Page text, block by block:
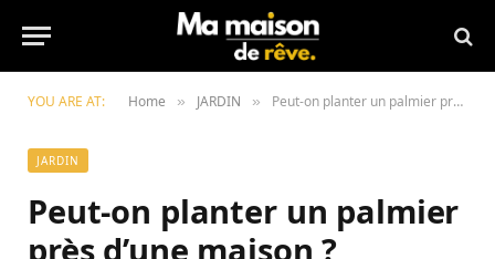
YOU ARE AT: Home » JARDIN » Peut-on planter un palmier près d’une maison ?
JARDIN
Peut-on planter un palmier
près d’une maison ?